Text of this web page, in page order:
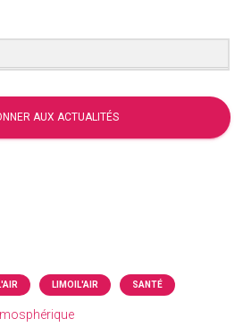
AUX ACTUALITÉS
LIMOIL'AIR SANTÉ